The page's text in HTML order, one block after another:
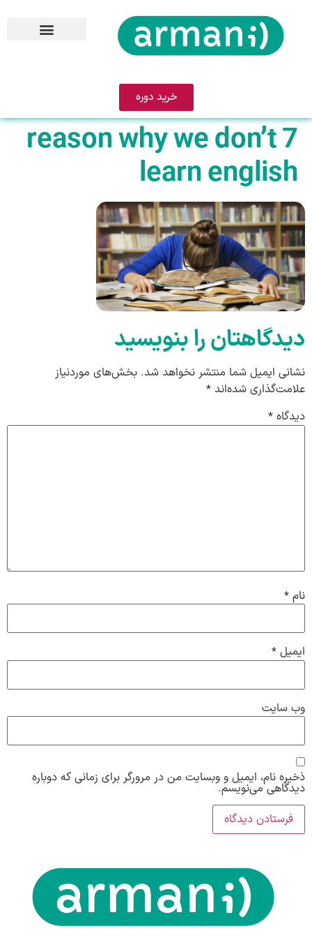
خرید دوره
7 reason why we don’t
learn english
دیدگاهتان را بنویسید
نشانی ایمیل شما منتشر نخواهد شد. بخش‌های موردنیاز
علامت‌گذاری شده‌اند *
دیدگاه *
نام *
ایمیل *
وب‌ سایت
ذخیره نام، ایمیل و وبسایت من در مرورگر برای زمانی که دوباره
دیدگاهی می‌نویسم.